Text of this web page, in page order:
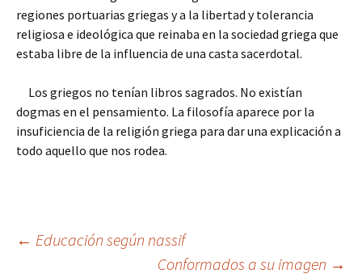
regiones portuarias griegas y a la libertad y tolerancia
religiosa e ideológica que reinaba en la sociedad griega que
estaba libre de la influencia de una casta sacerdotal.
Los griegos no tenían libros sagrados. No existían
dogmas en el pensamiento. La filosofía aparece por la
insuficiencia de la religión griega para dar una explicación a
todo aquello que nos rodea.
Navegación
← Educación según nassif
Conformados a su imagen →